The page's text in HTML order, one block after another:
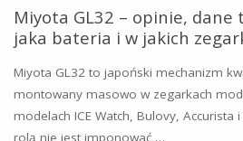
W
ZEGARKACH"
11
–
OPINIE,
DANE
Miyota GL32 – opinie, dane
jaka bateria i w jakich
Miyota GL32 to japoński mechanizm
montowany masowo w zegarkach
modelach ICE Watch, Bulovy, Accurista
rolą nie jest imponować,…